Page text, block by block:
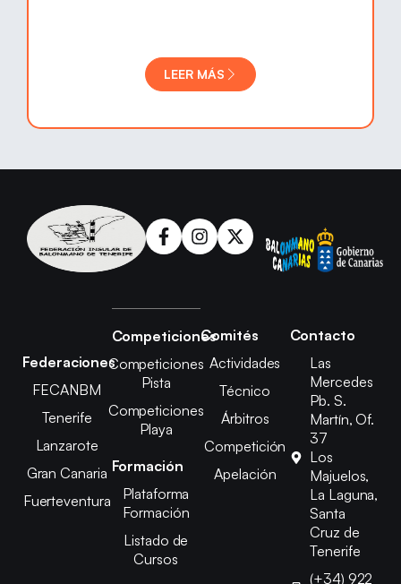
LEER MÁS
Federaciones
FECANBM
Tenerife
Lanzarote
Gran Canaria
Fuerteventura
Competiciones
Competiciones
Pista
Competiciones
Playa
Formación
Plataforma
Formación
Listado de
Cursos
Comités
Actividades
Técnico
Árbitros
Competición
Apelación
Contacto
Las
Mercedes
Pb. S.
Martín, Of.
37
Los
Majuelos,
La Laguna,
Santa
Cruz de
Tenerife
(+34) 922